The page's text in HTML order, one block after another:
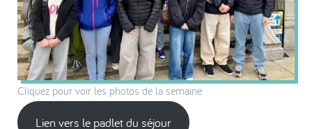
Cliquez pour voir les photos de la semaine
Lien vers le padlet du séjour